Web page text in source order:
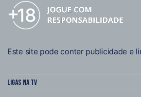
Este site pode conter publicidade e
Ligas na TV